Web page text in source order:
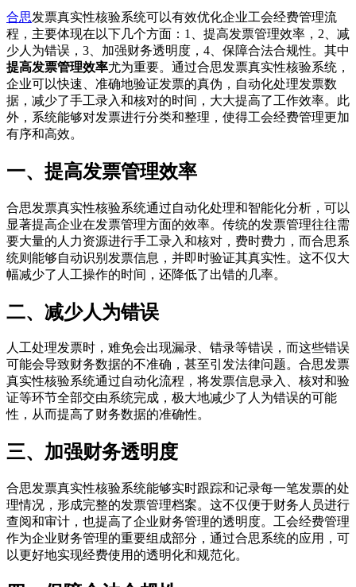
合思发票真实性核验系统可以有效优化企业工会经费管理流
程，主要体现在以下几个方面：1、提高发票管理效率，2、减
少人为错误，3、加强财务透明度，4、保障合法合规性。其中
提高发票管理效率尤为重要。通过合思发票真实性核验系统，
企业可以快速、准确地验证发票的真伪，自动化处理发票数
据，减少了手工录入和核对的时间，大大提高了工作效率。此
外，系统能够对发票进行分类和整理，使得工会经费管理更加
有序和高效。
一、提高发票管理效率
合思发票真实性核验系统通过自动化处理和智能化分析，可以
显著提高企业在发票管理方面的效率。传统的发票管理往往需
要大量的人力资源进行手工录入和核对，费时费力，而合思系
统则能够自动识别发票信息，并即时验证其真实性。这不仅大
幅减少了人工操作的时间，还降低了出错的几率。
二、减少人为错误
人工处理发票时，难免会出现漏录、错录等错误，而这些错误
可能会导致财务数据的不准确，甚至引发法律问题。合思发票
真实性核验系统通过自动化流程，将发票信息录入、核对和验
证等环节全部交由系统完成，极大地减少了人为错误的可能
性，从而提高了财务数据的准确性。
三、加强财务透明度
合思发票真实性核验系统能够实时跟踪和记录每一笔发票的处
理情况，形成完整的发票管理档案。这不仅便于财务人员进行
查阅和审计，也提高了企业财务管理的透明度。工会经费管理
作为企业财务管理的重要组成部分，通过合思系统的应用，可
以更好地实现经费使用的透明化和规范化。